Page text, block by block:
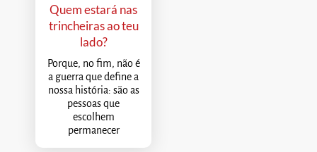
Quem estará nas
trincheiras ao teu
lado?
Porque, no fim, não é
a guerra que define a
nossa história: são as
pessoas que
escolhem
permanecer